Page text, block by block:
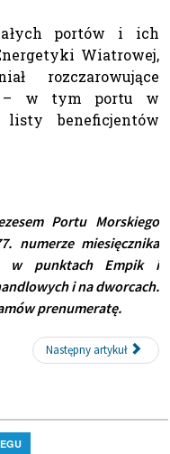
portów i ich
Wiatrowej,
rozczarowujące
– w tym portu w
beneficjentów
Portu Morskiego
numerze miesięcznika
w punktach Empik i
i na dworcach.
prenumeratę.
Następny artykuł